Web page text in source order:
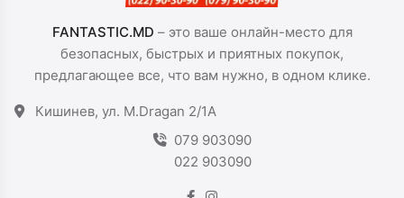
FANTASTIC.MD – это ваше онлайн-место для
безопасных, быстрых и приятных покупок,
предлагающее все, что вам нужно, в одном клике.
Кишинев, ул. M.Dragan 2/1A
079 903090
022 903090